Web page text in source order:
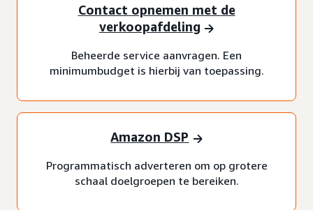
Contact opnemen met de
verkoopafdeling
Beheerde service aanvragen. Een
minimumbudget is hierbij van toepassing.
Amazon DSP
Programmatisch adverteren om op grotere
schaal doelgroepen te bereiken.